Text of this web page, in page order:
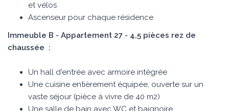
et vélos
Ascenseur pour chaque résidence
Immeuble B - Appartement 27 - 4,5 pièces rez de
chaussée :
Un hall d'entrée avec armoire intégrée
Une cuisine entièrement équipée, ouverte sur un
vaste séjour (pièce à vivre de 40 m2)
Une salle de bain avec WC et baignoire